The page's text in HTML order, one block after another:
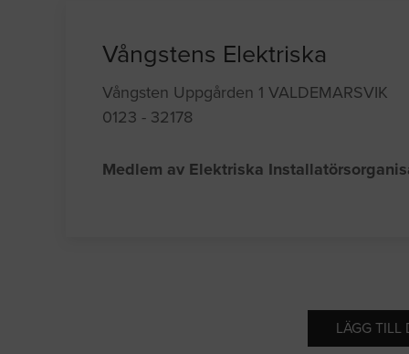
Vångstens Elektriska
Vångsten Uppgården 1 VALDEMARSVIK
0123 - 32178
Medlem av Elektriska
LÄGG TILL